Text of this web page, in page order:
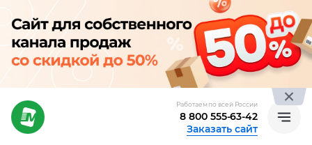
Работаем по всей России
8 800 555-63-42
Заказать сайт